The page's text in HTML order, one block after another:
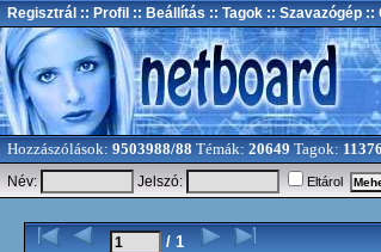
Regisztrál :: Profil :: Beállítás :: Tagok :: Szavazógép ::
Hozzászólások: 9503988/88 Témák: 20649 Tagok:
Név: Jelszó: Eltárol
/ 1